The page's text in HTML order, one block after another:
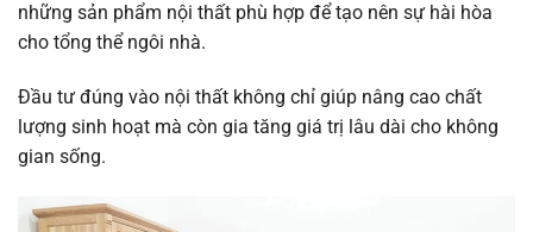
những sản phẩm nội thất phù hợp để tạo nên sự hài hòa
cho tổng thể ngôi nhà.
Đầu tư đúng vào nội thất không chỉ giúp nâng cao chất
lượng sinh hoạt mà còn gia tăng giá trị lâu dài cho không
gian sống.